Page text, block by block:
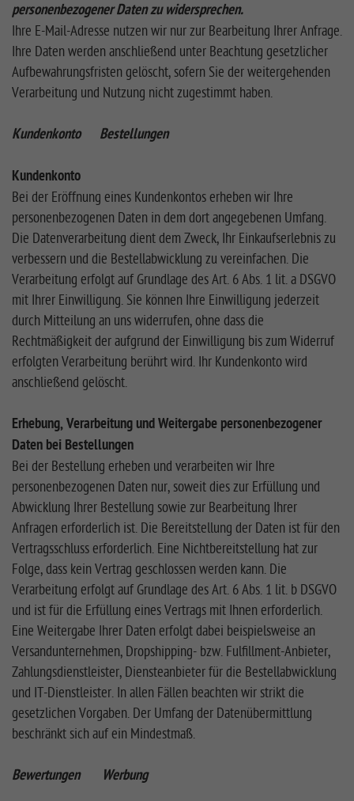
personenbezogener Daten zu widersprechen.
Ihre E-Mail-Adresse nutzen wir nur zur Bearbeitung Ihrer Anfrage.
Ihre Daten werden anschließend unter Beachtung gesetzlicher
Aufbewahrungsfristen gelöscht, sofern Sie der weitergehenden
Verarbeitung und Nutzung nicht zugestimmt haben.
Kundenkonto Bestellungen
Kundenkonto
Bei der Eröffnung eines Kundenkontos erheben wir Ihre
personenbezogenen Daten in dem dort angegebenen Umfang.
Die Datenverarbeitung dient dem Zweck, Ihr Einkaufserlebnis zu
verbessern und die Bestellabwicklung zu vereinfachen. Die
Verarbeitung erfolgt auf Grundlage des Art. 6 Abs. 1 lit. a DSGVO
mit Ihrer Einwilligung. Sie können Ihre Einwilligung jederzeit
durch Mitteilung an uns widerrufen, ohne dass die
Rechtmäßigkeit der aufgrund der Einwilligung bis zum Widerruf
erfolgten Verarbeitung berührt wird. Ihr Kundenkonto wird
anschließend gelöscht.
Erhebung, Verarbeitung und Weitergabe personenbezogener
Daten bei Bestellungen
Bei der Bestellung erheben und verarbeiten wir Ihre
personenbezogenen Daten nur, soweit dies zur Erfüllung und
Abwicklung Ihrer Bestellung sowie zur Bearbeitung Ihrer
Anfragen erforderlich ist. Die Bereitstellung der Daten ist für den
Vertragsschluss erforderlich. Eine Nichtbereitstellung hat zur
Folge, dass kein Vertrag geschlossen werden kann. Die
Verarbeitung erfolgt auf Grundlage des Art. 6 Abs. 1 lit. b DSGVO
und ist für die Erfüllung eines Vertrags mit Ihnen erforderlich.
Eine Weitergabe Ihrer Daten erfolgt dabei beispielsweise an
Versandunternehmen, Dropshipping- bzw. Fulfillment-Anbieter,
Zahlungsdienstleister, Diensteanbieter für die Bestellabwicklung
und IT-Dienstleister. In allen Fällen beachten wir strikt die
gesetzlichen Vorgaben. Der Umfang der Datenübermittlung
beschränkt sich auf ein Mindestmaß.
Bewertungen Werbung